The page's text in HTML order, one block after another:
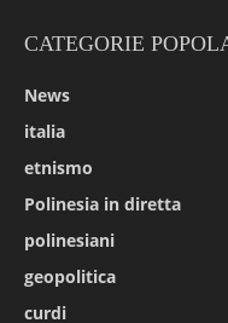
CATEGORIE
News
italia
etnismo
Polinesia in diretta
polinesiani
geopolitica
curdi